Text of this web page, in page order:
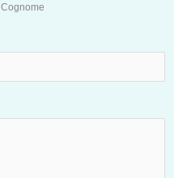
Cognome